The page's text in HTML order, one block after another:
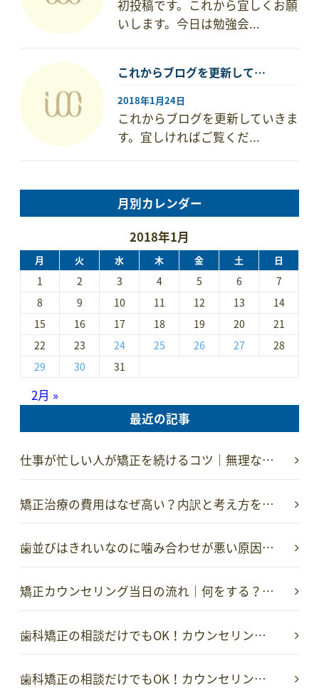
初投稿です。これから宜しくお願
いします。今日は勉強会...
これからブログを更新して…
2018年1月24日
これからブログを更新していきま
す。宜しければご覧くだ...
月別カレンダー
2018年1月
月 火 水 木 金 土 日
1 2 3 4 5 6
7
8
9 10 11 12 13
14
15
16 17 18 19 20
21
22
23 24 25 26 27
28
29
30 31
2月 »
最近の記事
仕事が忙しい人が矯正を続けるコツ｜無理な…
矯正治療の費用はなぜ高い？内訳と考え方を…
歯並びはきれいなのに噛み合わせが悪い原因…
矯正カウンセリング当日の流れ｜何をする？…
歯科矯正の相談だけでもOK！カウンセリン…
歯科矯正の相談だけでもOK！カウンセリン…